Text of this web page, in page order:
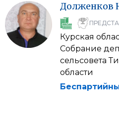
Долженков
Курская
Собрание
сельсовета
области